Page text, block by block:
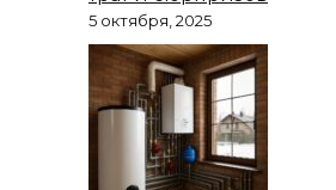
5 октября, 2025